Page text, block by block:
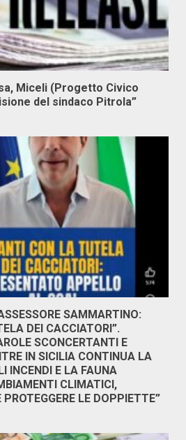
Miceli (Progetto Civico
del sindaco Pitrola”
SAMMARTINO:
DEI CACCIATORI”.
SCONCERTANTI E
IN SICILIA CONTINUA LA
INCENDI E LA FAUNA
CLIMATICI,
PROTEGGERE LE DOPPIETTE”